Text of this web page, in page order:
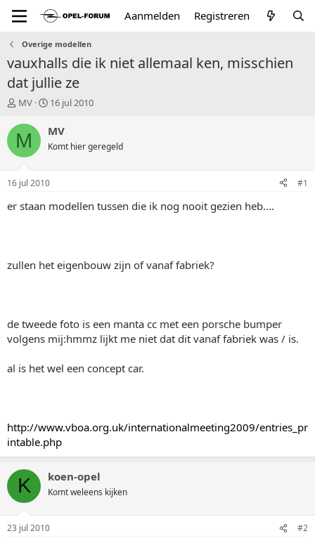
Aanmelden Registreren
Overige modellen
vauxhalls die ik niet allemaal ken, misschien
dat jullie ze
T
p
i
t
a
r
MV
S
a
t
u
16 jul 2010
M MV
Komt hier geregeld
16 jul 2010 #1
er staan modellen tussen die ik nog nooit gezien heb....
zullen het eigenbouw zijn of vanaf fabriek?
de tweede foto is een manta cc met een porsche bumper
volgens mij:hmmz lijkt me niet dat dit vanaf fabriek was / is.
al is het wel een concept car.
http://www.vboa.org.uk/internationalmeeting2009/entries_pr
intable.php
K koen-opel
Komt weleens kijken
23 jul 2010 #2